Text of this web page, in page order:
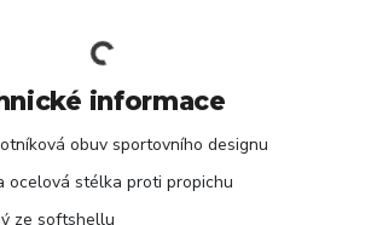
informace
obuv sportovního designu
ocelová stélka proti propichu
ze softshellu